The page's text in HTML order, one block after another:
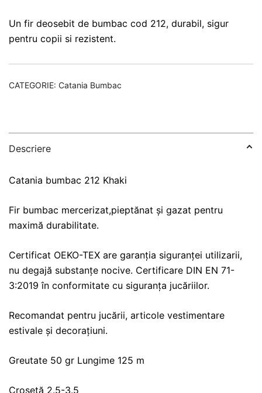
Un fir deosebit de bumbac cod 212, durabil, sigur
pentru copii si rezistent.
CATEGORIE: Catania Bumbac
Descriere
Catania bumbac 212 Khaki
Fir bumbac mercerizat,pieptănat și gazat pentru
maximă durabilitate.
Certificat OEKO-TEX are garanția siguranței utilizarii,
nu degajă substanțe nocive. Certificare DIN EN 71-
3:2019 în conformitate cu siguranța jucăriilor.
Recomandat pentru jucării, articole vestimentare
estivale și decorațiuni.
Greutate 50 gr Lungime 125 m
Croșetă 2.5-3.5